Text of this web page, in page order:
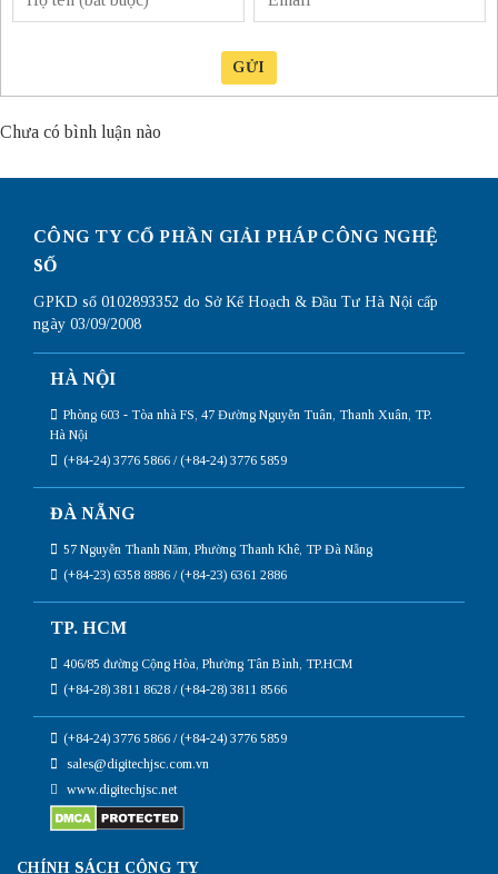
GỬI
Chưa có bình luận nào
CÔNG TY CỔ PHẦN GIẢI PHÁP CÔNG NGHỆ
SỐ
GPKD số 0102893352 do Sở Kế Hoạch & Đầu Tư Hà Nội cấp
ngày 03/09/2008
HÀ NỘI
Phòng 603 - Tòa nhà FS, 47 Đường Nguyễn Tuân, Thanh Xuân, TP.
Hà Nội
(+84-24) 3776 5866 / (+84-24) 3776 5859
ĐÀ NẴNG
57 Nguyễn Thanh Năm, Phường Thanh Khê, TP Đà Nẵng
(+84-23) 6358 8886 / (+84-23) 6361 2886
TP. HCM
406/85 đường Cộng Hòa, Phường Tân Bình, TP.HCM
(+84-28) 3811 8628 / (+84-28) 3811 8566
(+84-24) 3776 5866 / (+84-24) 3776 5859
sales@digitechjsc.com.vn
www.digitechjsc.net
CHÍNH SÁCH CÔNG TY